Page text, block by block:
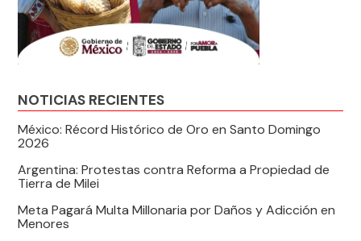
NOTICIAS RECIENTES
México: Récord Histórico de Oro en Santo Domingo
2026
Argentina: Protestas contra Reforma a Propiedad de
Tierra de Milei
Meta Pagará Multa Millonaria por Daños y Adicción en
Menores